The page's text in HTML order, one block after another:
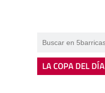
LA COPA DEL DÍA